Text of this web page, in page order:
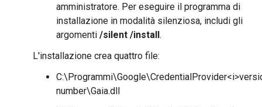
amministratore. Per eseguire il programma di
installazione in modalità silenziosa, includi gli
argomenti /silent /install.
L'installazione crea quattro file:
number\Gaia.dll